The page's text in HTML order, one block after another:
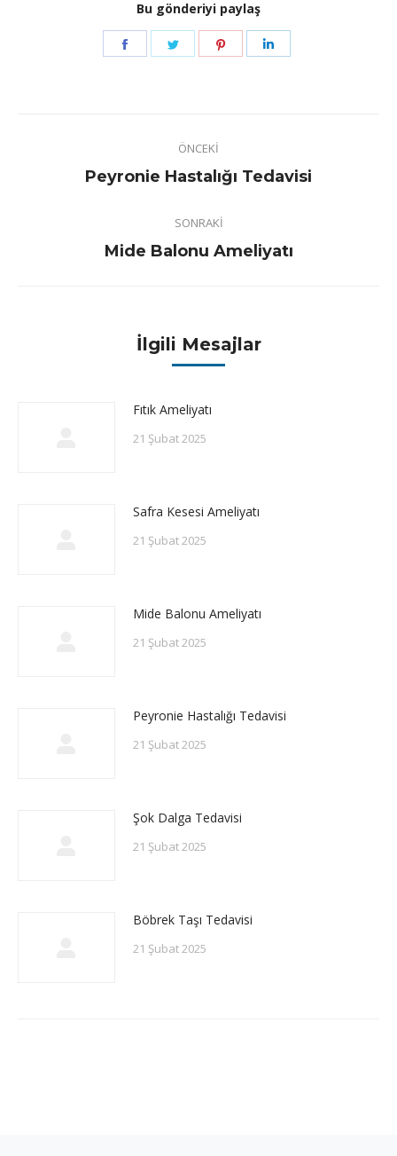
Bu gönderiyi paylaş
Share
Share
Share
ÖNCEKI
Previous
Peyronie Hastalığı Tedavisi
SONRAKI
Next
Mide Balonu Ameliyatı
İlgili Mesajlar
Fıtık Ameliyatı
21 Şubat 2025
Safra Kesesi Ameliyatı
21 Şubat 2025
Mide Balonu Ameliyatı
21 Şubat 2025
Peyronie Hastalığı Tedavisi
21 Şubat 2025
Şok Dalga Tedavisi
21 Şubat 2025
Böbrek Taşı Tedavisi
21 Şubat 2025